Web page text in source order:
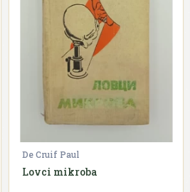
De Cruif Paul
Lovci mikroba